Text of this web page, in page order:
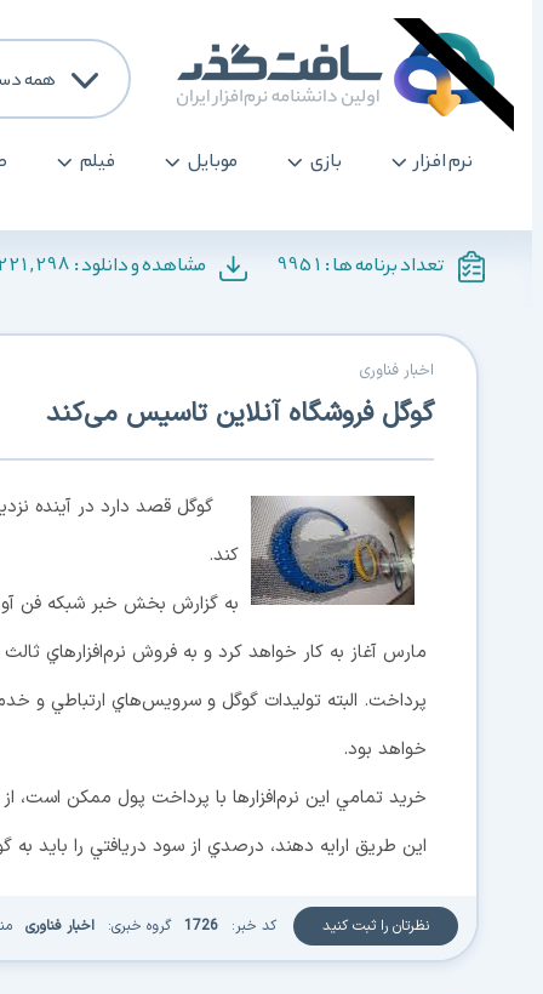
همه
نرم افزار بازی موبایل فیلم
تعداد برنامه ها :9951 مشاهده و دانلود :
اخبار فناوری
گوگل فروشگاه آنلاین تاسیس می‌کند
گوگل قصد دارد در آينده
كند.
به گزارش بخش خبر شبكه فن آوري
مارس آغاز به كار خواهد كرد و به فروش نرم‌افزارهاي
پرداخت. البته توليدات گوگل و سرويس‌هاي ارتباطي و
خواهد بود.
خريد تمامي اين نرم‌افزارها با پرداخت پول ممكن است،
اين طريق ارایه دهند، درصدي از سود دريافتي را بايد
نظرتان را ثبت کنید کد خبر: 1726 گروه خبری: اخبار فناوری